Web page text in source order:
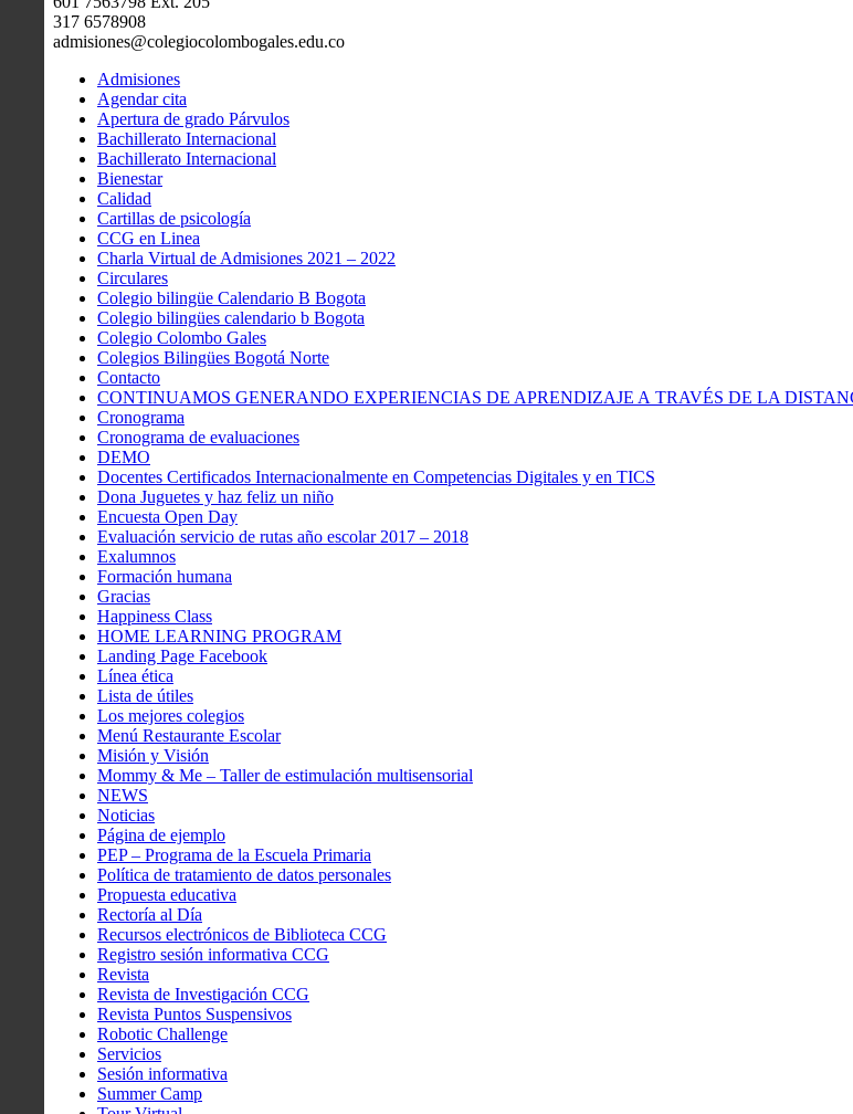
317 6578908
admisiones@colegiocolombogales.edu.co
Admisiones
Agendar cita
Apertura de grado Párvulos
Bachillerato Internacional
Bachillerato Internacional
Bienestar
Calidad
Cartillas de psicología
CCG en Linea
Charla Virtual de Admisiones 2021 – 2022
Circulares
Colegio bilingüe Calendario B Bogota
Colegio bilingües calendario b Bogota
Colegio Colombo Gales
Colegios Bilingües Bogotá Norte
Contacto
CONTINUAMOS GENERANDO EXPERIENCIAS DE APRENDIZAJE A TRAVÉS DE LA
Cronograma
Cronograma de evaluaciones
DEMO
Docentes Certificados Internacionalmente en Competencias Digitales y en TICS
Dona Juguetes y haz feliz un niño
Encuesta Open Day
Evaluación servicio de rutas año escolar 2017 – 2018
Exalumnos
Formación humana
Gracias
Happiness Class
HOME LEARNING PROGRAM
Landing Page Facebook
Línea ética
Lista de útiles
Los mejores colegios
Menú Restaurante Escolar
Misión y Visión
Mommy & Me – Taller de estimulación multisensorial
NEWS
Noticias
Página de ejemplo
PEP – Programa de la Escuela Primaria
Política de tratamiento de datos personales
Propuesta educativa
Rectoría al Día
Recursos electrónicos de Biblioteca CCG
Registro sesión informativa CCG
Revista
Revista de Investigación CCG
Revista Puntos Suspensivos
Robotic Challenge
Servicios
Sesión informativa
Summer Camp